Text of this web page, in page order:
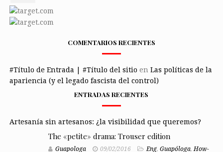
COMENTARIOS RECIENTES
#Título de Entrada | #Título del sitio en Las políticas de la
apariencia (y el legado fascista del control)
ENTRADAS RECIENTES
Artesanía sin artesanos: ¿la visibilidad que queremos?
The «petite» drama: Trouser edition
Guapologa 09/02/2016 Eng, Guapóloga,How-